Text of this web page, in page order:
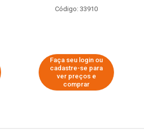
Código: 33910
Faça seu login ou
cadastre-se para
ver preços e
comprar